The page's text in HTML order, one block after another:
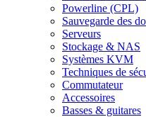
Powerline (CPL)
Sauvegarde des
Serveurs
Stockage & NAS
Systèmes KVM
Techniques de
Commutateur
Accessoires
Basses & guitares